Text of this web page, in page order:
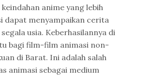
anime yang lebih
dapat menyampaikan cerita
usia. Keberhasilannya di
bagi film-film animasi non-
di Barat. Ini adalah salah
animasi sebagai medium